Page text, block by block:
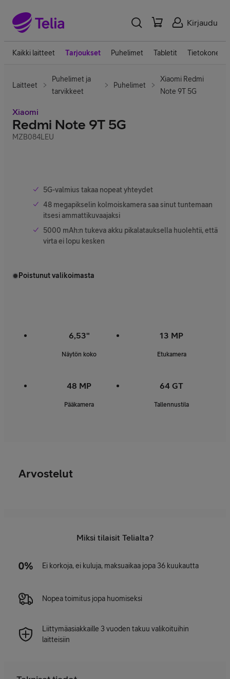
Kirjaudu
Kaikki laitteet Tarjoukset Puhelimet Tabletit Tietokoneet
Laitteet
Puhelimet ja
tarvikkeet
Puhelimet
Xiaomi Redmi
Note 9T 5G
Xiaomi
Redmi Note 9T 5G
MZB084LEU
5G-valmius takaa nopeat yhteydet
48 megapikselin kolmoiskamera saa sinut tuntemaan
itsesi ammattikuvaajaksi
5000 mAh:n tukeva akku pikalatauksella huolehtii, että
virta ei lopu kesken
Poistunut valikoimasta
6,53"
Näytön koko
13 MP
Etukamera
48 MP
Pääkamera
64 GT
Tallennustila
Arvostelut
Miksi tilaisit Telialta?
Ei korkoja, ei kuluja, maksuaikaa jopa 36 kuukautta
Nopea toimitus jopa huomiseksi
Liittymäasiakkaille 3 vuoden takuu valikoituihin
laitteisiin